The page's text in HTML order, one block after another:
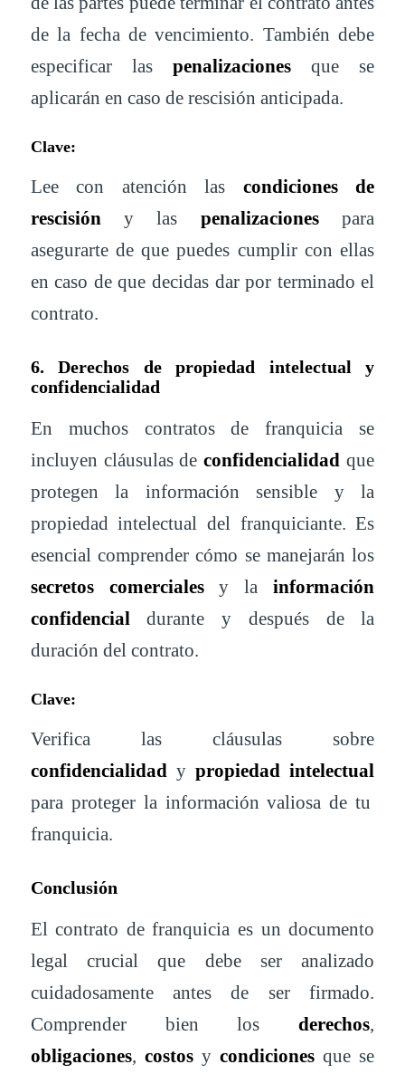
de la fecha de vencimiento. También debe
especificar las penalizaciones que se
aplicarán en caso de rescisión anticipada.
Clave:
Lee con atención las condiciones de
rescisión y las penalizacionespara
asegurarte de que puedes cumplir con ellas
en caso de que decidas dar por terminado el
contrato.
6. Derechos de propiedad intelectual y
confidencialidad
En muchos contratos de franquicia se
incluyen cláusulas deconfidencialidad que
protegen la información sensible y la
propiedad intelectual del franquiciante. Es
esencial comprender cómo se manejarán los
secretos comercialesy lainformación
confidencial
durante y después de la
duración del contrato.
Clave:
Verifica las cláusulas sobre
confidencialidadypropiedad intelectual
para proteger la información valiosa de tu
franquicia.
Conclusión
El contrato de franquicia es un documento
legal crucial que debe ser analizado
cuidadosamente antes de ser firmado.
Comprender bien losderechos,
obligaciones, costosycondiciones que se